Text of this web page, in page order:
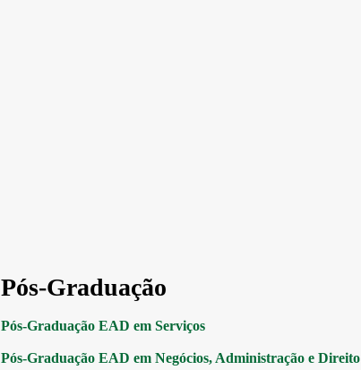
Pós-Graduação
Pós-Graduação EAD em Serviços
Pós-Graduação EAD em Negócios, Administração e Direito